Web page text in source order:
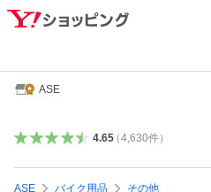
ASE
4.65（4,630件）
ASE バイク用品 その他